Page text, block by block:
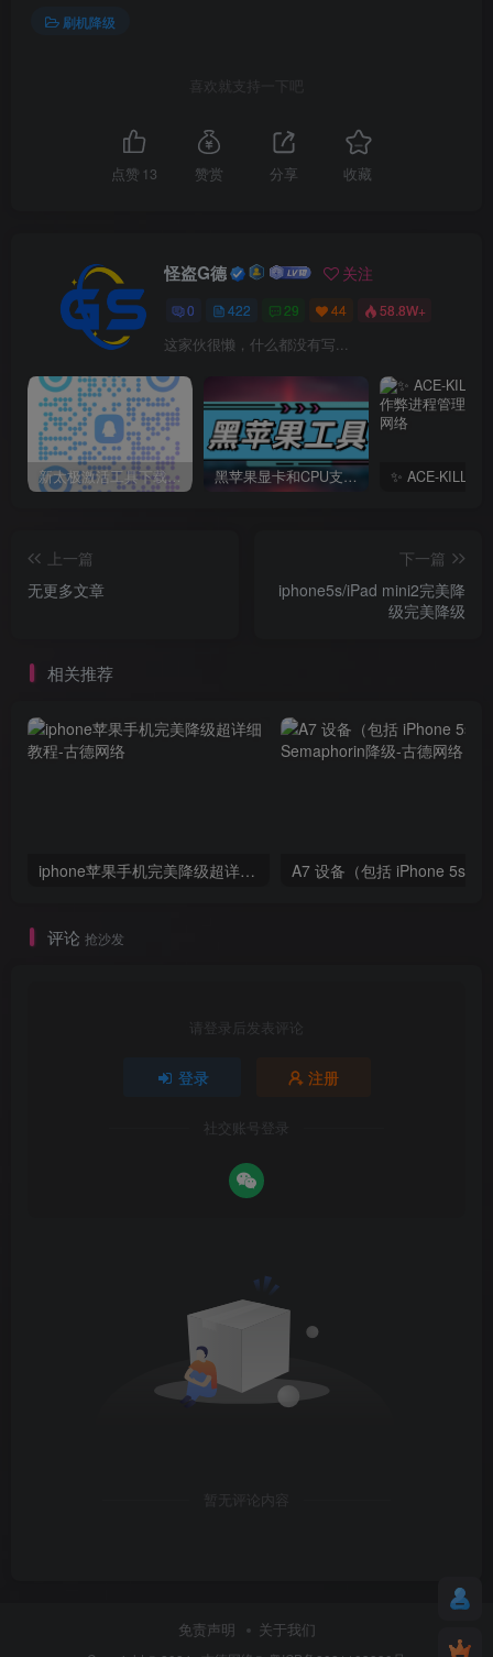
刷机降级
喜欢就支持一下吧
点赞 13 赞赏 分享 收藏
怪盗G德 关注
0 422 29 44 58.8W+
这家伙很懒，什么都没有写...
新太极激活工具下载/教程/充值/开户(QQ交流群号749113977) 黑苹果显卡和CPU支持情况以及购买硬件防踩坑指南
上一篇
无更多文章
下一篇
iphone5s/iPad mini2完美降
级完美降级
相关推荐
iphone苹果手机完美降级超详细教程
评论 抢沙发
请登录后发表评论
登录 注册
社交账号登录
暂无评论内容
免责声明 关于我们